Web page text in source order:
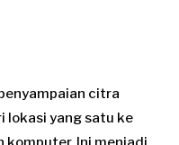
citra
lokasi yang satu ke